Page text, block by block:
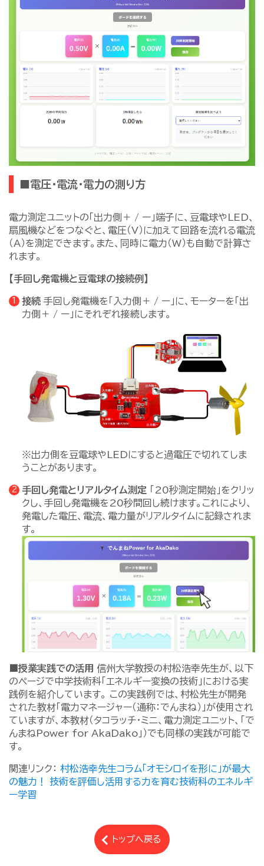
■電圧・電流・電力の測り方
電力測定ユニットの「出力側＋ / ー」端子に、豆電球やLED、
扇風機などをつなぐと、電圧（V）に加えて回路を流れる電流
（A）を測定できます。また、同時に電力（W）も自動で計算さ
れます。
【手回し発電機と豆電球の接続例】
接続 手回し発電機を「入力側＋ / ー」に、モーターを「出
力側＋ / ー」にそれぞれ接続します。
※出力側を豆電球やLEDにすると過電圧で切れてしま
うことがあります。
手回し発電とリアルタイム測定 「20秒測定開始」をクリッ
クし、手回し発電機を20秒間回し続けます。これにより、
発電した電圧、電流、電力量がリアルタイムに記録されま
す。
■授業実践での活用 信州大学教授の村松浩幸先生が、以下
のページで中学技術科「エネルギー変換の技術」における実
践例を紹介しています。 この実践例では、村松先生が開発
された教材「電力マネージャー（通称：でんまね）」が使用され
ていますが、本教材（タコラッチ・ミニ、電力測定ユニット、「で
んまねPower for AkaDako」）でも同様の実践が可能で
す。
関連リンク： 村松浩幸先生コラム「オモシロイを形に」が最大
の魅力！ 技術を評価し活用する力を育む技術科のエネルギ
ー学習
トップへ戻る